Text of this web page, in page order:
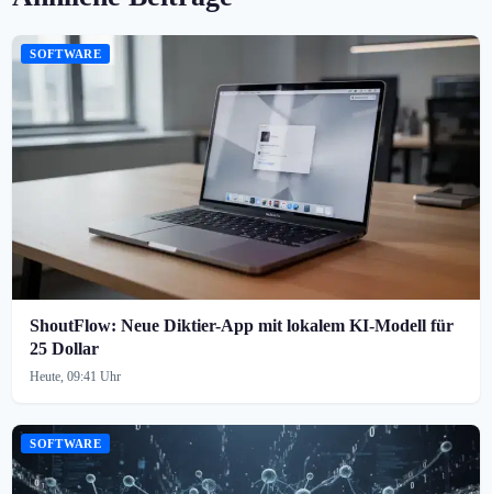
SOFTWARE
ShoutFlow: Neue Diktier-App mit lokalem KI-Modell für
25 Dollar
Heute, 09:41 Uhr
SOFTWARE